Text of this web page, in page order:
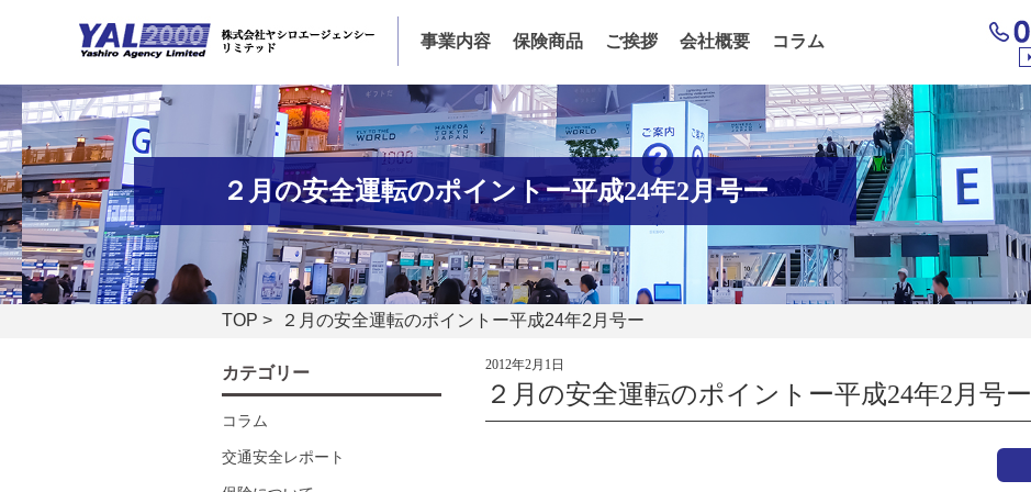
事業内容 保険商品 ご挨拶 会社概要 コラム
２月の安全運転のポイントー平成24年2月号ー
TOP > ２月の安全運転のポイントー平成24年2月号ー
2012年2月1日
２月の安全運転のポイントー平成24年2月号ー
カテゴリー
コラム
交通安全レポート